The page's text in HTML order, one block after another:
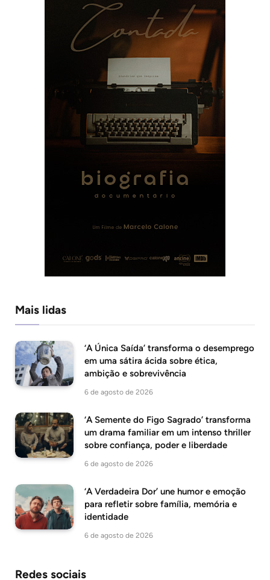
Mais lidas
‘A Única Saída’ transforma o desemprego
em uma sátira ácida sobre ética,
ambição e sobrevivência
6 de agosto de 2026
‘A Semente do Figo Sagrado’ transforma
um drama familiar em um intenso thriller
sobre confiança, poder e liberdade
6 de agosto de 2026
‘A Verdadeira Dor’ une humor e emoção
para refletir sobre família, memória e
identidade
6 de agosto de 2026
Redes sociais